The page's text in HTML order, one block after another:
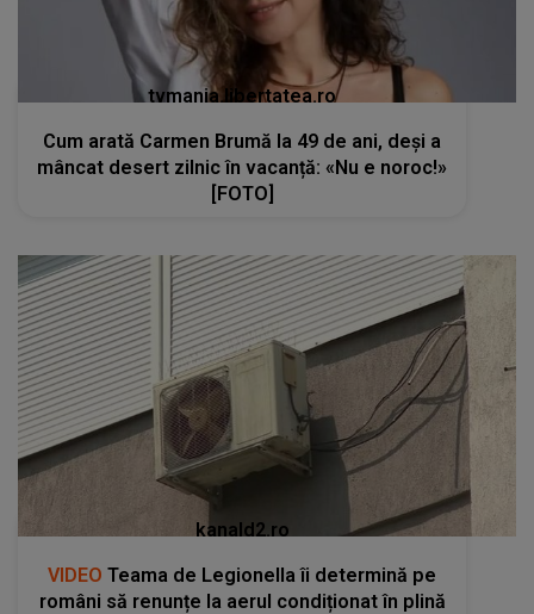
tvmania.libertatea.ro
Cum arată Carmen Brumă la 49 de ani, deși a
mâncat desert zilnic în vacanță: «Nu e noroc!»
[FOTO]
kanald2.ro
VIDEO Teama de Legionella îi determină pe
români să renunțe la aerul condiționat în plină